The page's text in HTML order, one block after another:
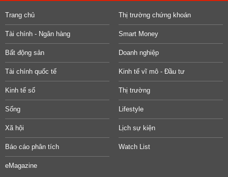
Trang chủ Thị trường chứng khoán
Tài chính - Ngân hàng Smart Money
Bất động sản Doanh nghiệp
Tài chính quốc tế Kinh tế vĩ mô - Đầu tư
Kinh tế số Thị trường
Sống Lifestyle
Xã hội Lịch sự kiện
Báo cáo phân tích Watch List
eMagazine